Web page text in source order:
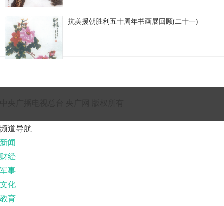
抗美援朝胜利五十周年书画展回顾(二十一)
频道导航
新闻
财经
军事
文化
教育